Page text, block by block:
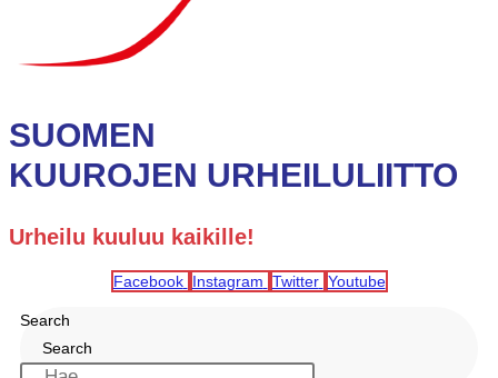
SUOMEN
KUUROJEN URHEILULIITTO
Urheilu kuuluu kaikille!
Facebook Instagram Twitter Youtube
Search
Search